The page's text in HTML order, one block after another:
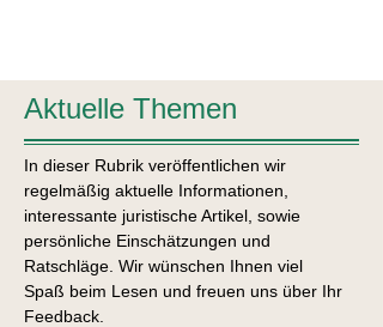
Aktuelle Themen
In dieser Rubrik veröffentlichen wir
regelmäßig aktuelle Informationen,
interessante juristische Artikel, sowie
persönliche Einschätzungen und
Ratschläge. Wir wünschen Ihnen viel
Spaß beim Lesen und freuen uns über Ihr
Feedback.